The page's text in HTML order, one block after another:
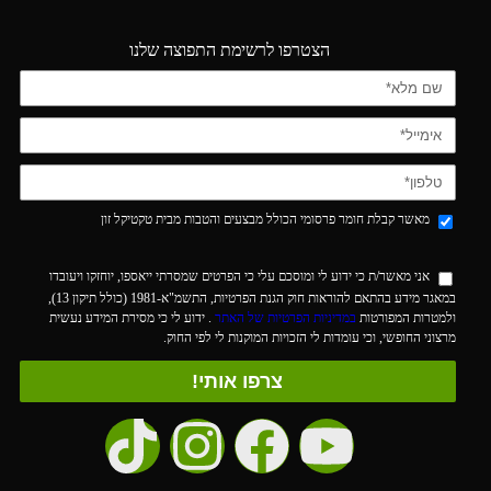
הצטרפו לרשימת התפוצה שלנו
מאשר קבלת חומר פרסומי הכולל מבצעים והטבות מבית טקטיקל זון
אני מאשר/ת כי ידוע לי ומוסכם עלי כי הפרטים שמסרתי ייאספו, יוחזקו ויעובדו
במאגר מידע בהתאם להוראות חוק הגנת הפרטיות, התשמ"א-1981 (כולל תיקון 13),
ולמטרות המפורטות במדיניות הפרטיות של האתר . ידוע לי כי מסירת המידע נעשית
מרצוני החופשי, וכי עומדות לי הזכויות המוקנות לי לפי החוק.
צרפו אותי!